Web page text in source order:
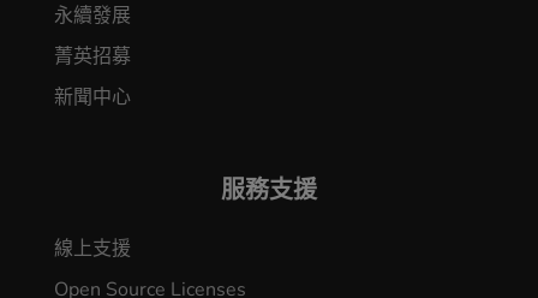
永續發展
菁英招募
新聞中心
服務支援
線上支援
Open Source Licenses